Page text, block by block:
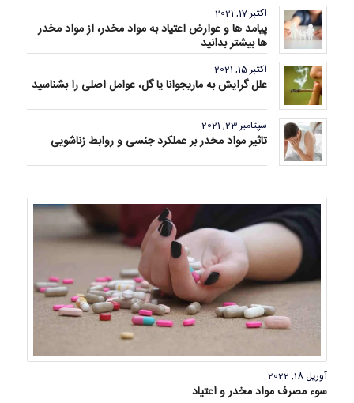
اکتبر 17, 2021
پیامد ها و عوارض اعتیاد به مواد مخدر، از مواد مخدر
ها بیشتر بدانید
اکتبر 15, 2021
علل گرایش به ماریجوانا یا گل، عوامل اصلی را بشناسید
سپتامبر 23, 2021
تاثیر مواد مخدر بر عملکرد جنسی و روابط زناشویی
آوریل 18, 2022
سوء مصرف مواد مخدر و اعتیاد